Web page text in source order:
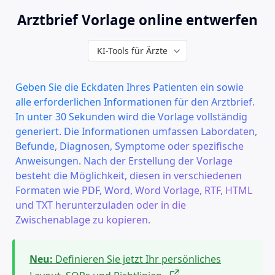
Arztbrief Vorlage online entwerfen
KI-Tools für Ärzte
Geben Sie die Eckdaten Ihres Patienten ein sowie
alle erforderlichen Informationen für den Arztbrief.
In unter 30 Sekunden wird die Vorlage vollständig
generiert. Die Informationen umfassen Labordaten,
Befunde, Diagnosen, Symptome oder spezifische
Anweisungen. Nach der Erstellung der Vorlage
besteht die Möglichkeit, diesen in verschiedenen
Formaten wie PDF, Word, Word Vorlage, RTF, HTML
und TXT herunterzuladen oder in die
Zwischenablage zu kopieren.
Neu: Definieren Sie jetzt Ihr persönliches
Download Feedback
Neu:Definieren Sie jetzt Ihr persönliches
Layout, SOPs und Richtlinien.
Arztbrief Vorlage
basierend auf den von Ihnen eingegebenen